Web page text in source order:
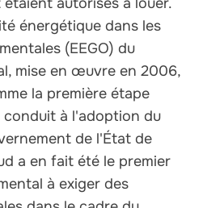
énergétique dans les
(EEGO) du
mise en œuvre en 2006,
la première étape
à l'adoption du
de l'État de
a en fait été le premier
à exiger des